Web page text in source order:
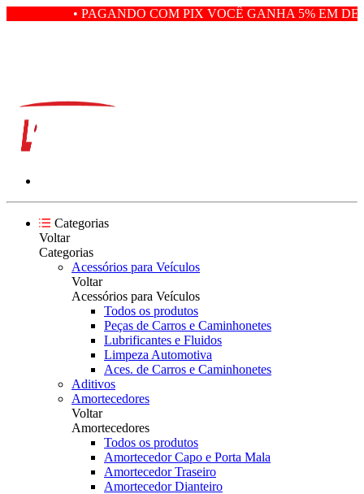
• PAGANDO COM PIX VOCÊ GANHA 5% EM
Categorias
Voltar
Categorias
Acessórios para Veículos
Voltar
Acessórios para Veículos
Todos os produtos
Peças de Carros e Caminhonetes
Lubrificantes e Fluidos
Limpeza Automotiva
Aces. de Carros e Caminhonetes
Aditivos
Amortecedores
Voltar
Amortecedores
Todos os produtos
Amortecedor Capo e Porta Mala
Amortecedor Traseiro
Amortecedor Dianteiro